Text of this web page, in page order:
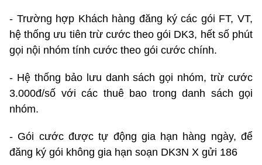
- Trường hợp Khách hàng đăng ký các gói FT, VT,
hệ thống ưu tiên trừ cước theo gói DK3, hết số phút
gọi nội nhóm tính cước theo gói cước chính.
- Hệ thống bảo lưu danh sách gọi nhóm, trừ cước
3.000đ/số với các thuê bao trong danh sách gọi
nhóm.
- Gói cước được tự động gia hạn hàng ngày, để
đăng ký gói không gia hạn soạn DK3N X gửi 186